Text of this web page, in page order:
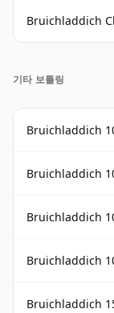
Bruichladdich
기타 보틀링
Bruichladdich
Bruichladdich
Bruichladdich
Bruichladdich
Bruichladdich